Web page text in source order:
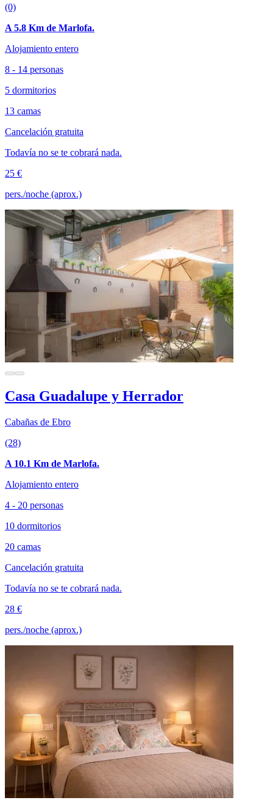
(0)
A 5.8 Km de Marlofa.
Alojamiento entero
8 - 14 personas
5 dormitorios
13 camas
Cancelación gratuita
Todavía no se te cobrará nada.
25 €
pers./noche (aprox.)
Casa Guadalupe y Herrador
Cabañas de Ebro
(28)
A 10.1 Km de Marlofa.
Alojamiento entero
4 - 20 personas
10 dormitorios
20 camas
Cancelación gratuita
Todavía no se te cobrará nada.
28 €
pers./noche (aprox.)